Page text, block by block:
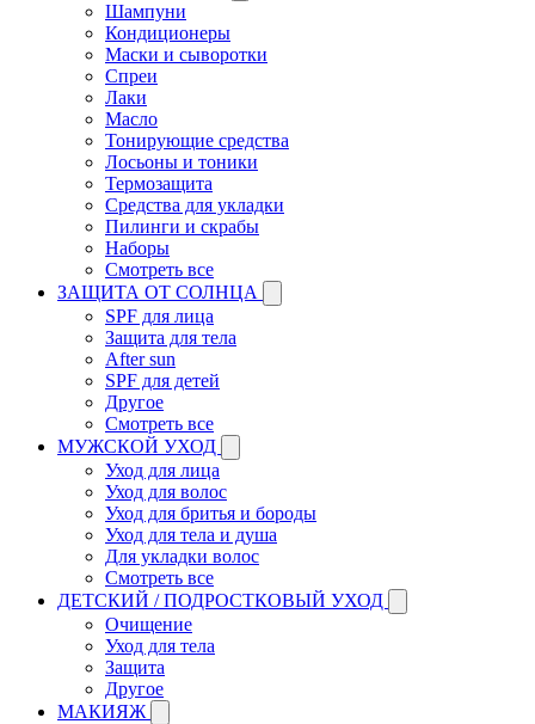
Шампуни
Кондиционеры
Маски и сыворотки
Спреи
Лаки
Масло
Тонирующие средства
Лосьоны и тоники
Термозащита
Средства для укладки
Пилинги и скрабы
Наборы
Смотреть все
ЗАЩИТА ОТ СОЛНЦА
SPF для лица
Защита для тела
After sun
SPF для детей
Другое
Смотреть все
МУЖСКОЙ УХОД
Уход для лица
Уход для волос
Уход для бритья и бороды
Уход для тела и душа
Для укладки волос
Смотреть все
ДЕТСКИЙ / ПОДРОСТКОВЫЙ УХОД
Очищение
Уход для тела
Защита
Другое
МАКИЯЖ